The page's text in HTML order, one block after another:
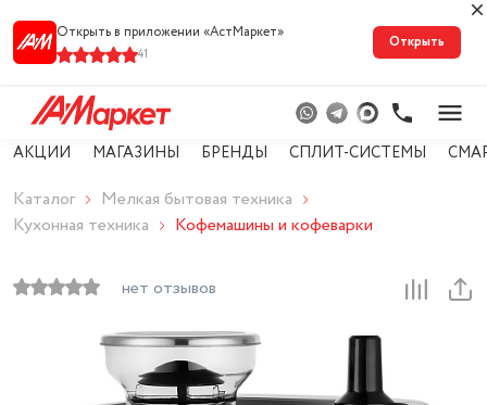
Открыть в приложении «АстМарке‪т‬»
41
Открыть
АКЦИИ МАГАЗИНЫ БРЕНДЫ СПЛИТ-СИСТЕМЫ
Каталог
Мелкая бытовая техника
Кухонная техника
Кофемашины и кофеварки
нет отзывов